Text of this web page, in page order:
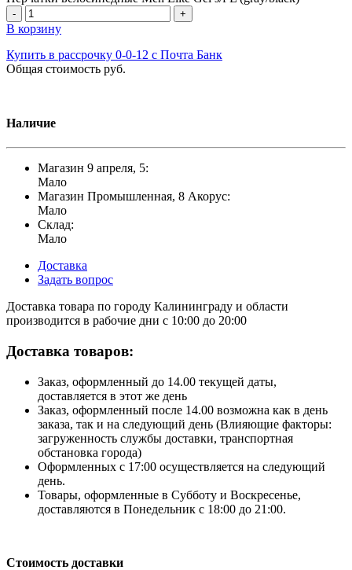
- +
В корзину
Купить в рассрочку 0-0-12 с Почта Банк
Общая стоимость руб.
Наличие
Магазин 9 апреля, 5:
Мало
Магазин Промышленная, 8 Акорус:
Мало
Склад:
Мало
Доставка
Задать вопрос
Доставка товара по городу Калининграду и области
производится в рабочие дни с 10:00 до 20:00
Доставка товаров:
Заказ, оформленный до 14.00 текущей даты,
доставляется в этот же день
Заказ, оформленный после 14.00 возможна как в день
заказа, так и на следующий день (Влияющие факторы:
загруженность службы доставки, транспортная
обстановка города)
Оформленных с 17:00 осуществляется на следующий
день.
Товары, оформленные в Субботу и Воскресенье,
доставляются в Понедельник с 18:00 до 21:00.
Стоимость доставки